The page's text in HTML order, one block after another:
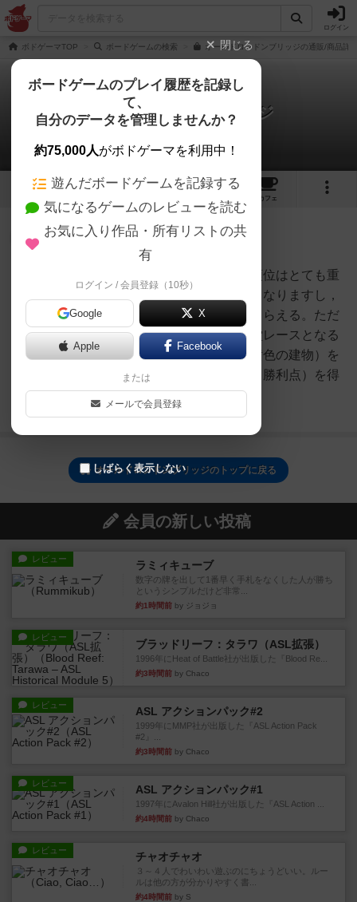
ログイン
ボドゲーマTOP ボードゲームの検索 オールドロンドンブリッジの通販/商品詳
オールドロンドンブリッジ
1件の戦略やコツ
11 1 6
カフェ
212名
やはり礼拝堂（紫色の建物）の順位はとても重
要だと思います。手番順が有利となりますし，
進むごとにお金（＝勝利点）ももらえる。ただ
しこちらを目指す方も多く礼拝堂レースとなる
かもしれませんので。。商店（黄色の建物）を
優先で選んでいき，直接お金（＝勝利点）を得
るという戦法もありだと...
仙人
@UPGS:S
オールドロンドンブリッジのトップに戻る
会員の新しい投稿
レビュー ラミィキューブ
数字の牌を出して1番早く手札をなくした人が勝ち
というシンプルだけど非常...
約1時間前 by ジョジョ
レビュー
ブラッドリーフ：タラワ（ASL拡張）
1996年にHeat of Battle社が出版した『Blood Re...
約3時間前 by Chaco
レビュー ASL アクションパック#2
1999年にMMP社が出版した『ASL Action Pack
#2』...
約3時間前 by Chaco
レビュー ASL アクションパック#1
1997年にAvalon Hill社が出版した『ASL Action ...
約4時間前 by Chaco
レビュー チャオチャオ
３～４人でわいわい遊ぶのにちょうどいい。ルー
ルは他の方が分かりやすく書...
約4時間前 by S
閉じる
ボードゲームのプレイ履歴を記録し
て、
自分のデータを管理しませんか？
約75,000人がボドゲーマを利用中！
遊んだボードゲームを記録する
気になるゲームのレビューを読む
お気に入り作品・所有リストの共
有
ログイン / 会員登録（10秒）
Google X
Apple Facebook
または
メールで会員登録
しばらく表示しない